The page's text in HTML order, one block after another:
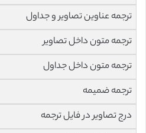
ترجمه عناوین تصاویر و جداول
ترجمه متون داخل تصاویر
ترجمه متون داخل جداول
ترجمه ضمیمه
درج تصاویر در فایل ترجمه